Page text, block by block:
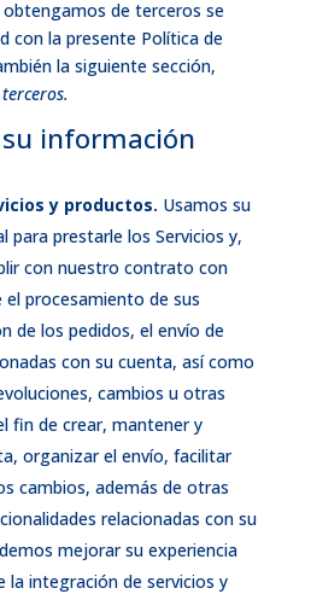
de terceros se
con la presente Política de
la siguiente sección,
información
y productos. Usamos su
para prestarle los Servicios y,
con nuestro contrato con
el procesamiento de sus
de los pedidos, el envío de
con su cuenta, así como
cambios u otras
fin de crear, mantener y
organizar el envío, facilitar
cambios, además de otras
relacionadas con su
mejorar su experiencia
la integración de servicios y